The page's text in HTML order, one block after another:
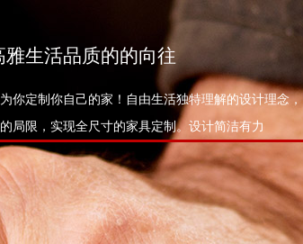
雅生活品质的的向往
你定制你自己的家！自由生活独特理解的设计理念，
局限，实现全尺寸的家具定制。设计简洁有力